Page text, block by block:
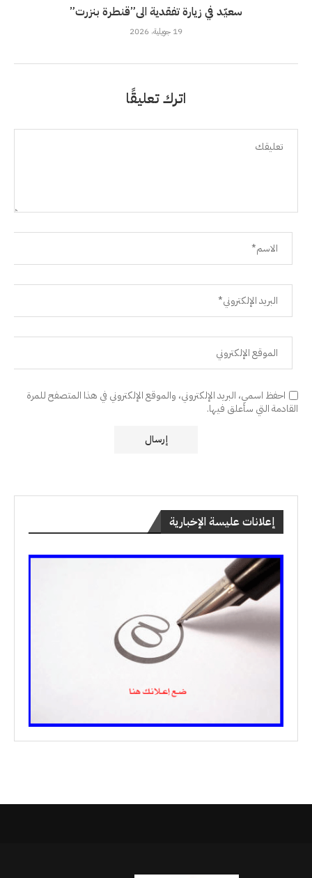
سعيّد في زيارة تفقدية الى”قنطرة بنزرت”
19 جويلية، 2026
اترك تعليقًا
احفظ اسمي، البريد الإلكتروني، والموقع الإلكتروني في هذا المتصفح للمرة
القادمة التي سأعلق فيها.
إعلانات عليسة الإخبارية